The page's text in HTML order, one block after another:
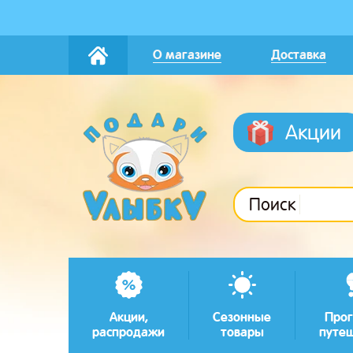
О магазине Доставка
Акции
Поиск
Акции,
распродажи
Сезонные
товары